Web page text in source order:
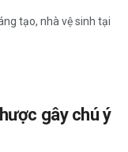
tạo, nhà vệ sinh tại
gây chú ý